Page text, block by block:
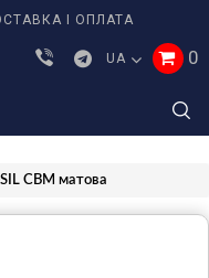
І ОПЛАТА
UA 0
CBM матова